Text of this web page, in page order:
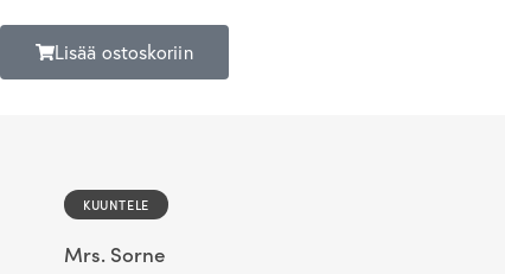
Lisää ostoskoriin
KUUNTELE
Mrs. Sorne